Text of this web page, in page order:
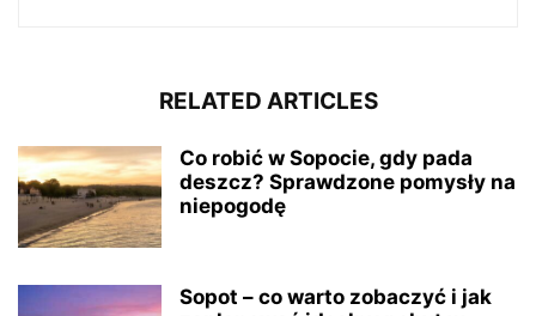
RELATED ARTICLES
Co robić w Sopocie, gdy pada
deszcz? Sprawdzone pomysły na
niepogodę
Sopot – co warto zobaczyć i jak